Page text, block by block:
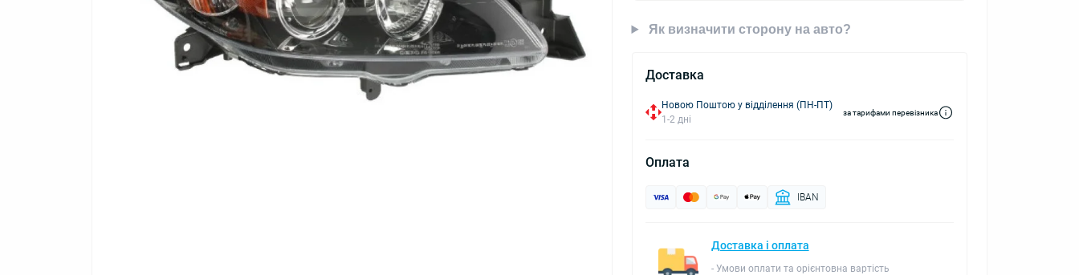
Як визначити сторону на авто?
Доставка
Новою Поштою у відділення (ПН-ПТ)
1-2 дні
за тарифами перевізника
Оплата
IBAN
Доставка і оплата
- Умови оплати та орієнтовна вартість